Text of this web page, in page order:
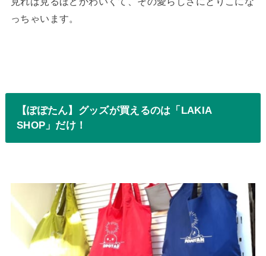
っちゃいます。
【ぽぽたん】グッズが買えるのは「LAKIA
SHOP」だけ！